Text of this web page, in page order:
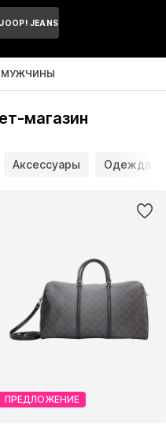
JOOP! JEANS
МУЖЧИНЫ
магазин
Аксессуары Одежда
ПРЕДЛОЖЕНИЕ